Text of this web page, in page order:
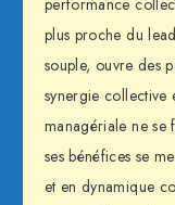
performance
plus proche du
souple, ouvre des
synergie collective
managériale ne se
ses bénéfices se
et en dynamique